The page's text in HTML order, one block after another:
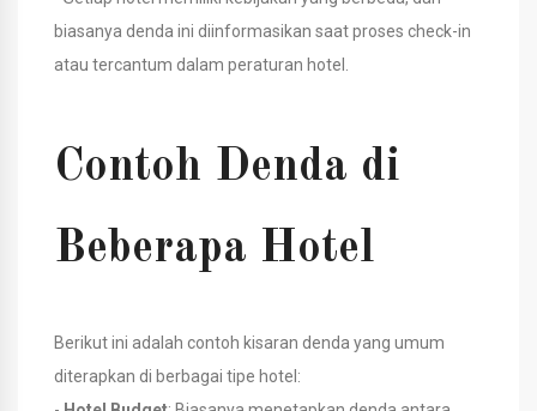
biasanya denda ini diinformasikan saat proses check-in
atau tercantum dalam peraturan hotel.
Contoh Denda di
Beberapa Hotel
Berikut ini adalah contoh kisaran denda yang umum
diterapkan di berbagai tipe hotel: